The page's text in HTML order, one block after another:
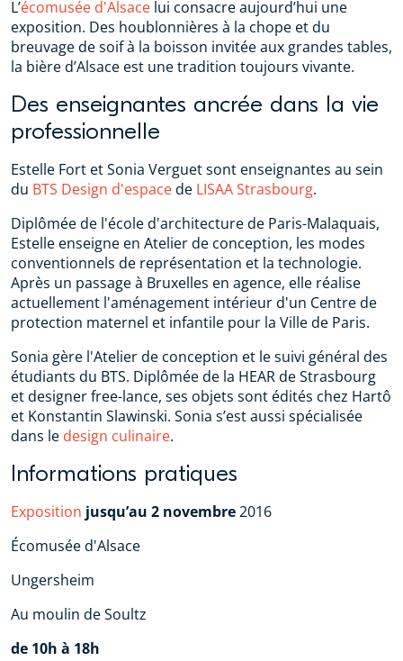
L’écomusée d'Alsace lui consacre aujourd’hui une
exposition. Des houblonnières à la chope et du
breuvage de soif à la boisson invitée aux grandes tables,
la bière d’Alsace est une tradition toujours vivante.
Des enseignantes ancrée dans la vie
professionnelle
Estelle Fort et Sonia Verguet sont enseignantes au sein
du BTS Design d'espacede LISAA Strasbourg.
Diplômée de l'école d'architecture de Paris-Malaquais,
Estelle enseigne en Atelier de conception, les modes
conventionnels de représentation et la technologie.
Après un passage à Bruxelles en agence, elle réalise
actuellement l'aménagement intérieur d'un Centre de
protection maternel et infantile pour la Ville de Paris.
Sonia gère l'Atelier de conception et le suivi général des
étudiants du BTS. Diplômée de la HEAR de Strasbourg
et designer free-lance, ses objets sont édités chez Hartô
et Konstantin Slawinski. Sonia s’est aussi spécialisée
dans le design culinaire.
Informations pratiques
Exposition jusqu’au 2 novembre2016
Écomusée d'Alsace
Ungersheim
Au moulin de Soultz
de 10h à 18h